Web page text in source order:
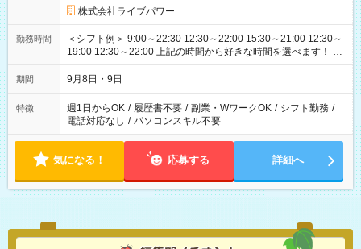
株式会社ライブパワー
勤務時間
＜シフト例＞ 9:00～22:30 12:30～22:00 15:30～21:00 12:30～
19:00 12:30～22:00 上記の時間から好きな時間を選べます！ ※
時間は変更となる可能性があります
期間 9月8日・9日
特徴 週1日からOK / 履歴書不要 / 副業・WワークOK / シフト勤務 /
電話対応なし / パソコンスキル不要
気になる！ 応募する 詳細へ